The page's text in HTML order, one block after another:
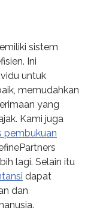
sistem
Ini
untuk
memudahkan
yang
Kami juga
pembukuan
lagi. Selain itu
dapat
dan